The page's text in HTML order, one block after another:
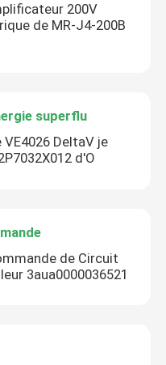
bientôt!
200V
de MR-J4-200B
superflu
DeltaV je
d'O
de Circuit
3aua0000036521